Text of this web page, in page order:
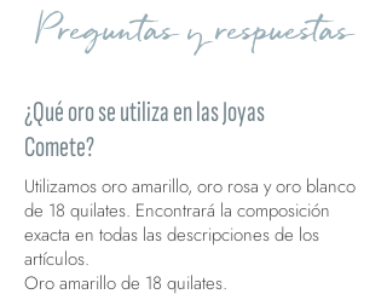
Preguntas y respuestas
¿Qué oro se utiliza en las Joyas
Comete?
Utilizamos oro amarillo, oro rosa y oro blanco
de 18 quilates. Encontrará la composición
exacta en todas las descripciones de los
artículos.
Oro amarillo de 18 quilates.